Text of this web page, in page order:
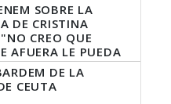
SOBRE LA
DE CRISTINA
CREO QUE
AFUERA LE PUEDA
JUSTICIA LO QUE
DE LA
CEUTA